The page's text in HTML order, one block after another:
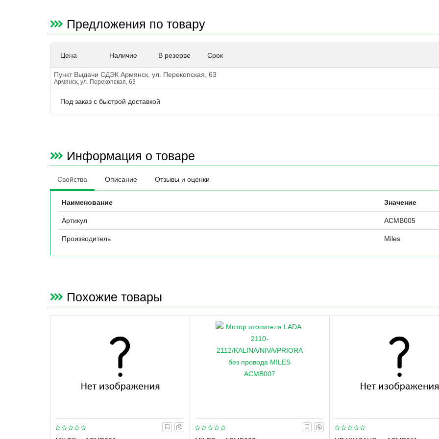
Предложения по товару
Цена Наличие В резерве Срок
Пункт Выдачи СДЭК Армянск, ул. Перекопская, 63
Армянск, ул. Перекопская, 63
Под заказ с быстрой доставкой
Информация о товаре
Свойства Описание Отзывы и оценки
Наименование Значение
Артикул ACMB005
Производитель Miles
Похожие товары